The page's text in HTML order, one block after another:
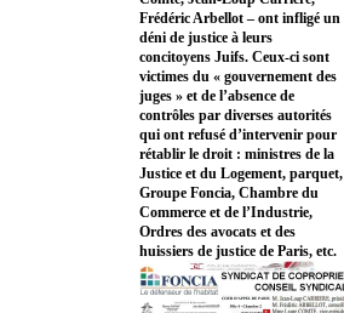
Frédéric Arbellot – ont infligé un
déni de justice à leurs
concitoyens Juifs. Ceux-ci sont
victimes du « gouvernement des
juges » et de l’absence de
contrôles par diverses autorités
qui ont refusé d’intervenir pour
rétablir le droit : ministres de la
Justice et du Logement, parquet,
Groupe Foncia, Chambre du
Commerce et de l’Industrie,
Ordres des avocats et des
huissiers de justice de Paris, etc.